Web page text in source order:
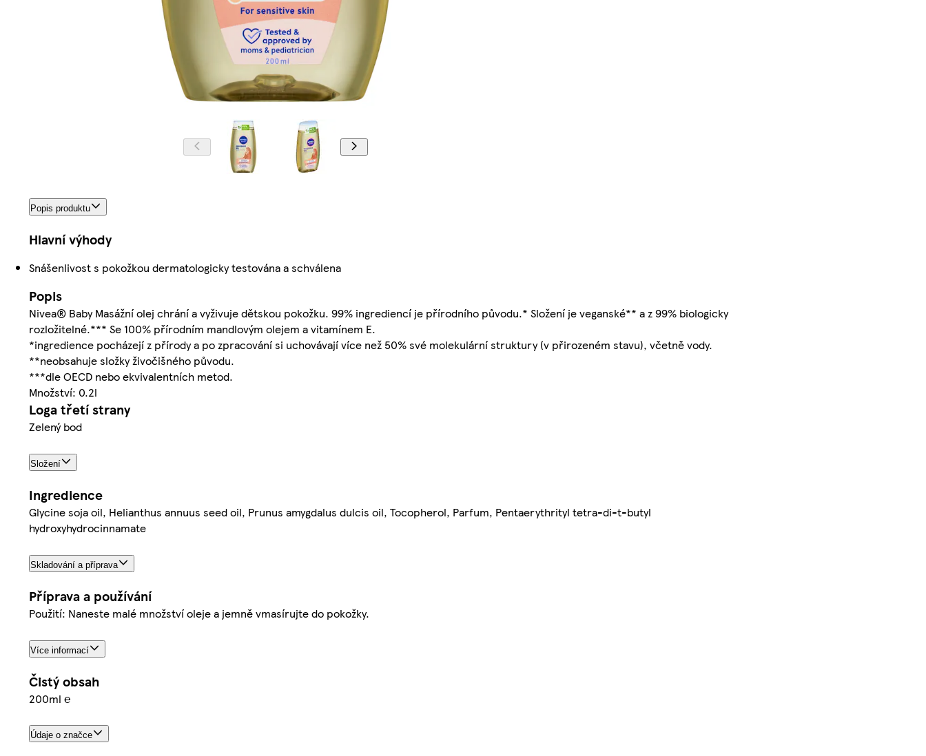
Popis produktu
Hlavní výhody
Snášenlivost s pokožkou dermatologicky testována a schválena
Popis
Nivea® Baby Masážní olej chrání a vyživuje dětskou pokožku. 99% ingrediencí je přírodního původu.* Složení je veganské** a z 99% biologicky
rozložitelné.*** Se 100% přírodním mandlovým olejem a vitamínem E.
*ingredience pocházejí z přírody a po zpracování si uchovávají více než 50% své molekulární struktury (v přirozeném stavu), včetně vody.
**neobsahuje složky živočišného původu.
***dle OECD nebo ekvivalentních metod.
Množství: 0.2l
Loga třetí strany
Zelený bod
Složení
Ingredience
Glycine soja oil, Helianthus annuus seed oil, Prunus amygdalus dulcis oil, Tocopherol, Parfum, Pentaerythrityl tetra-di-t-butyl
hydroxyhydrocinnamate
Skladování a příprava
Příprava a používání
Použití: Naneste malé množství oleje a jemně vmasírujte do pokožky.
Více informací
Čistý obsah
200ml ℮
Údaje o značce